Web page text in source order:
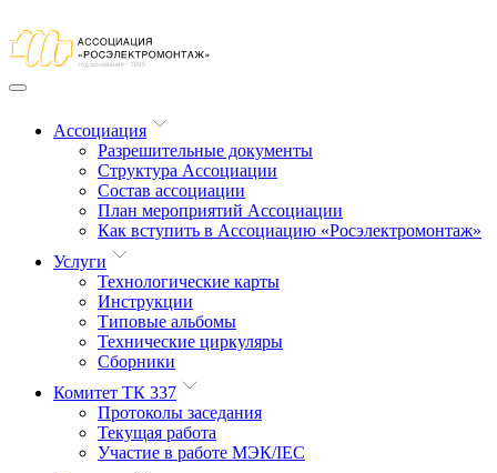
Ассоциация
Разрешительные документы
Структура Ассоциации
Состав ассоциации
План мероприятий Ассоциации
Как вступить в Ассоциацию «Росэлектромонтаж»
Услуги
Технологические карты
Инструкции
Типовые альбомы
Технические циркуляры
Сборники
Комитет ТК 337
Протоколы заседания
Текущая работа
Участие в работе МЭК/​IEC